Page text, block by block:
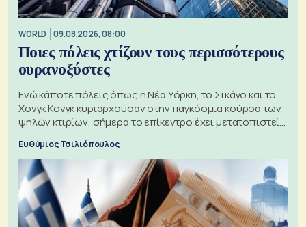
WORLD 09.08.2026, 08:00
Ποιες πόλεις χτίζουν τους περισσότερους
ουρανοξύστες
Ενώ κάποτε πόλεις όπως η Νέα Υόρκη, το Σικάγο και το
Χονγκ Κονγκ κυριαρχούσαν στην παγκόσμια κούρσα των
ψηλών κτιρίων, σήμερα το επίκεντρο έχει μετατοπιστεί
Ευθύμιος Τσιλιόπουλος